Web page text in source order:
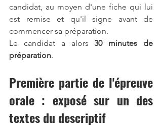
candidat, au moyen d'une fiche qui lui
est remise et qu'il signe avant de
commencer sa préparation.
Le candidat a alors 30 minutes de
préparation.
Première partie de l'épreuve
orale : exposé sur un des
textes du descriptif